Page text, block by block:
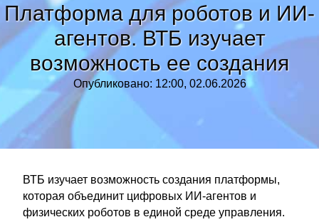
Платформа для роботов и ИИ-
агентов. ВТБ изучает
возможность ее создания
Опубликовано: 12:00, 02.06.2026
ВТБ изучает возможность создания платформы,
которая объединит цифровых ИИ-агентов и
физических роботов в единой среде управления.
Тренды новостей»
Рубрики»
Правила »
Контакт»